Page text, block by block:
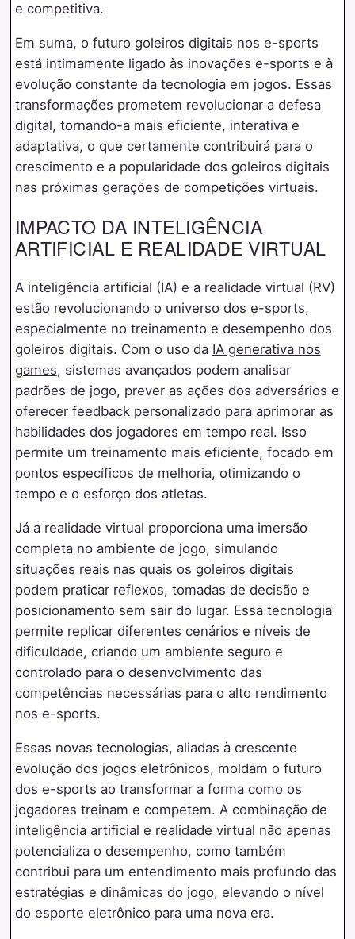
e competitiva.
Em suma, o futuro goleiros digitais nos e-sports
está intimamente ligado às inovações e-sports e à
evolução constante da tecnologia em jogos. Essas
transformações prometem revolucionar a defesa
digital, tornando-a mais eficiente, interativa e
adaptativa, o que certamente contribuirá para o
crescimento e a popularidade dos goleiros digitais
nas próximas gerações de competições virtuais.
IMPACTO DA INTELIGÊNCIA
ARTIFICIAL E REALIDADE VIRTUAL
A inteligência artificial (IA) e a realidade virtual (RV)
estão revolucionando o universo dos e-sports,
especialmente no treinamento e desempenho dos
goleiros digitais. Com o uso da IA generativa nos
games, sistemas avançados podem analisar
padrões de jogo, prever as ações dos adversários e
oferecer feedback personalizado para aprimorar as
habilidades dos jogadores em tempo real. Isso
permite um treinamento mais eficiente, focado em
pontos específicos de melhoria, otimizando o
tempo e o esforço dos atletas.
Já a realidade virtual proporciona uma imersão
completa no ambiente de jogo, simulando
situações reais nas quais os goleiros digitais
podem praticar reflexos, tomadas de decisão e
posicionamento sem sair do lugar. Essa tecnologia
permite replicar diferentes cenários e níveis de
dificuldade, criando um ambiente seguro e
controlado para o desenvolvimento das
competências necessárias para o alto rendimento
nos e-sports.
Essas novas tecnologias, aliadas à crescente
evolução dos jogos eletrônicos, moldam o futuro
dos e-sports ao transformar a forma como os
jogadores treinam e competem. A combinação de
inteligência artificial e realidade virtual não apenas
potencializa o desempenho, como também
contribui para um entendimento mais profundo das
estratégias e dinâmicas do jogo, elevando o nível
do esporte eletrônico para uma nova era.